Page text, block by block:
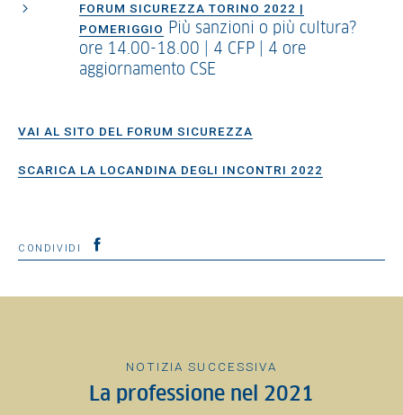
FORUM SICUREZZA TORINO 2022 |
POMERIGGIO Più sanzioni o più cultura?
ore 14.00-18.00 | 4 CFP | 4 ore
aggiornamento CSE
VAI AL SITO DEL FORUM SICUREZZA
SCARICA LA LOCANDINA DEGLI INCONTRI 2022
CONDIVIDI
NOTIZIA SUCCESSIVA
La professione nel 2021